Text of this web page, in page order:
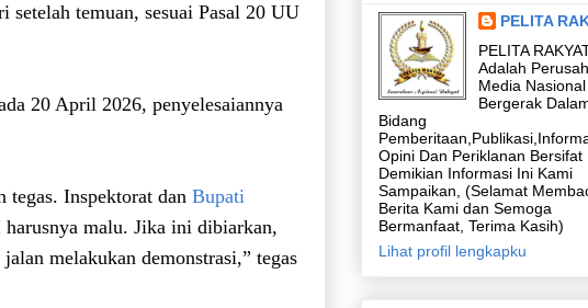
setelah temuan, sesuai Pasal 20 UU
20 April 2026, penyelesaiannya
tegas. Inspektorat dan Bupati
harusnya malu. Jika ini dibiarkan,
melakukan demonstrasi,” tegas
PELITA
PELITA
Adalah
Media
Bergerak
Bidang
Opini Dan Periklanan Bersifat
Demikian Informasi Ini Kami
Sampaikan, (Selamat
Berita Kami dan Semoga
Bermanfaat, Terima Kasih)
Lihat profil lengkapku